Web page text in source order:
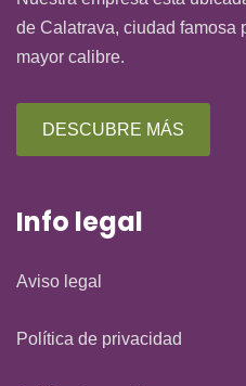
de Calatrava, ciudad famosa
mayor calibre.
DESCUBRE MÁS
Info legal
Aviso legal
Política de privacidad